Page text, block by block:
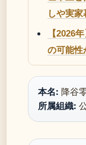
しや実
【2026
の可能性
本名: 降谷
所属組織: